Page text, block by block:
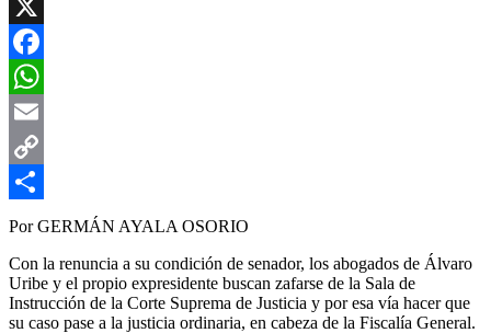
X
Facebook
WhatsApp
Email
Copy
Link
Compartir
Por GERMÁN AYALA OSORIO
Con la renuncia a su condición de senador, los abogados de Álvaro
Uribe y el propio expresidente buscan zafarse de la Sala de
Instrucción de la Corte Suprema de Justicia y por esa vía hacer que
su caso pase a la justicia ordinaria, en cabeza de la Fiscalía General.